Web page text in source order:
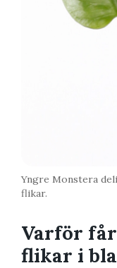
Yngre Monstera
flikar.
Varför
flikar i